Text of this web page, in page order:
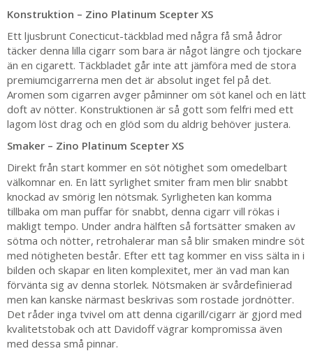
Konstruktion – Zino Platinum Scepter XS
Ett ljusbrunt Conecticut-täckblad med några få små ådror
täcker denna lilla cigarr som bara är något längre och tjockare
än en cigarett. Täckbladet går inte att jämföra med de stora
premiumcigarrerna men det är absolut inget fel på det.
Aromen som cigarren avger påminner om söt kanel och en lätt
doft av nötter. Konstruktionen är så gott som felfri med ett
lagom löst drag och en glöd som du aldrig behöver justera.
Smaker – Zino Platinum Scepter XS
Direkt från start kommer en söt nötighet som omedelbart
välkomnar en. En lätt syrlighet smiter fram men blir snabbt
knockad av smörig len nötsmak. Syrligheten kan komma
tillbaka om man puffar för snabbt, denna cigarr vill rökas i
makligt tempo. Under andra hälften så fortsätter smaken av
sötma och nötter, retrohalerar man så blir smaken mindre söt
med nötigheten består. Efter ett tag kommer en viss sälta in i
bilden och skapar en liten komplexitet, mer än vad man kan
förvänta sig av denna storlek. Nötsmaken är svårdefinierad
men kan kanske närmast beskrivas som rostade jordnötter.
Det råder inga tvivel om att denna cigarill/cigarr är gjord med
kvalitetstobak och att Davidoff vägrar kompromissa även
med dessa små pinnar.